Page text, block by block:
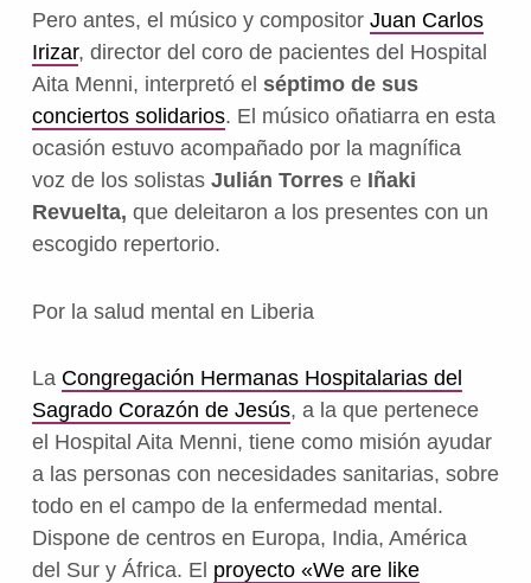
Pero antes, el músico y compositor Juan Carlos
Irizar, director del coro de pacientes del Hospital
Aita Menni, interpretó el séptimo de sus
conciertos solidarios. El músico oñatiarra en esta
ocasión estuvo acompañado por la magnífica
voz de los solistas Julián TorreseIñaki
Revuelta, que deleitaron a los presentes con un
escogido repertorio.
Por la salud mental en Liberia
La Congregación Hermanas Hospitalarias del
Sagrado Corazón de Jesús, a la que pertenece
el Hospital Aita Menni, tiene como misión ayudar
a las personas con necesidades sanitarias, sobre
todo en el campo de la enfermedad mental.
Dispone de centros en Europa, India, América
del Sur y África. El proyecto «We are like